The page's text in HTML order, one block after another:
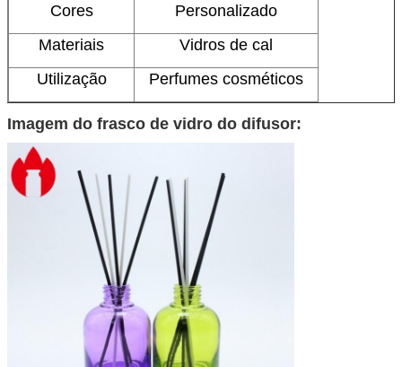
Cores
Personalizado
Materiais
Vidros de cal
Utilização
Perfumes cosméticos
Imagem do frasco de vidro do difusor: